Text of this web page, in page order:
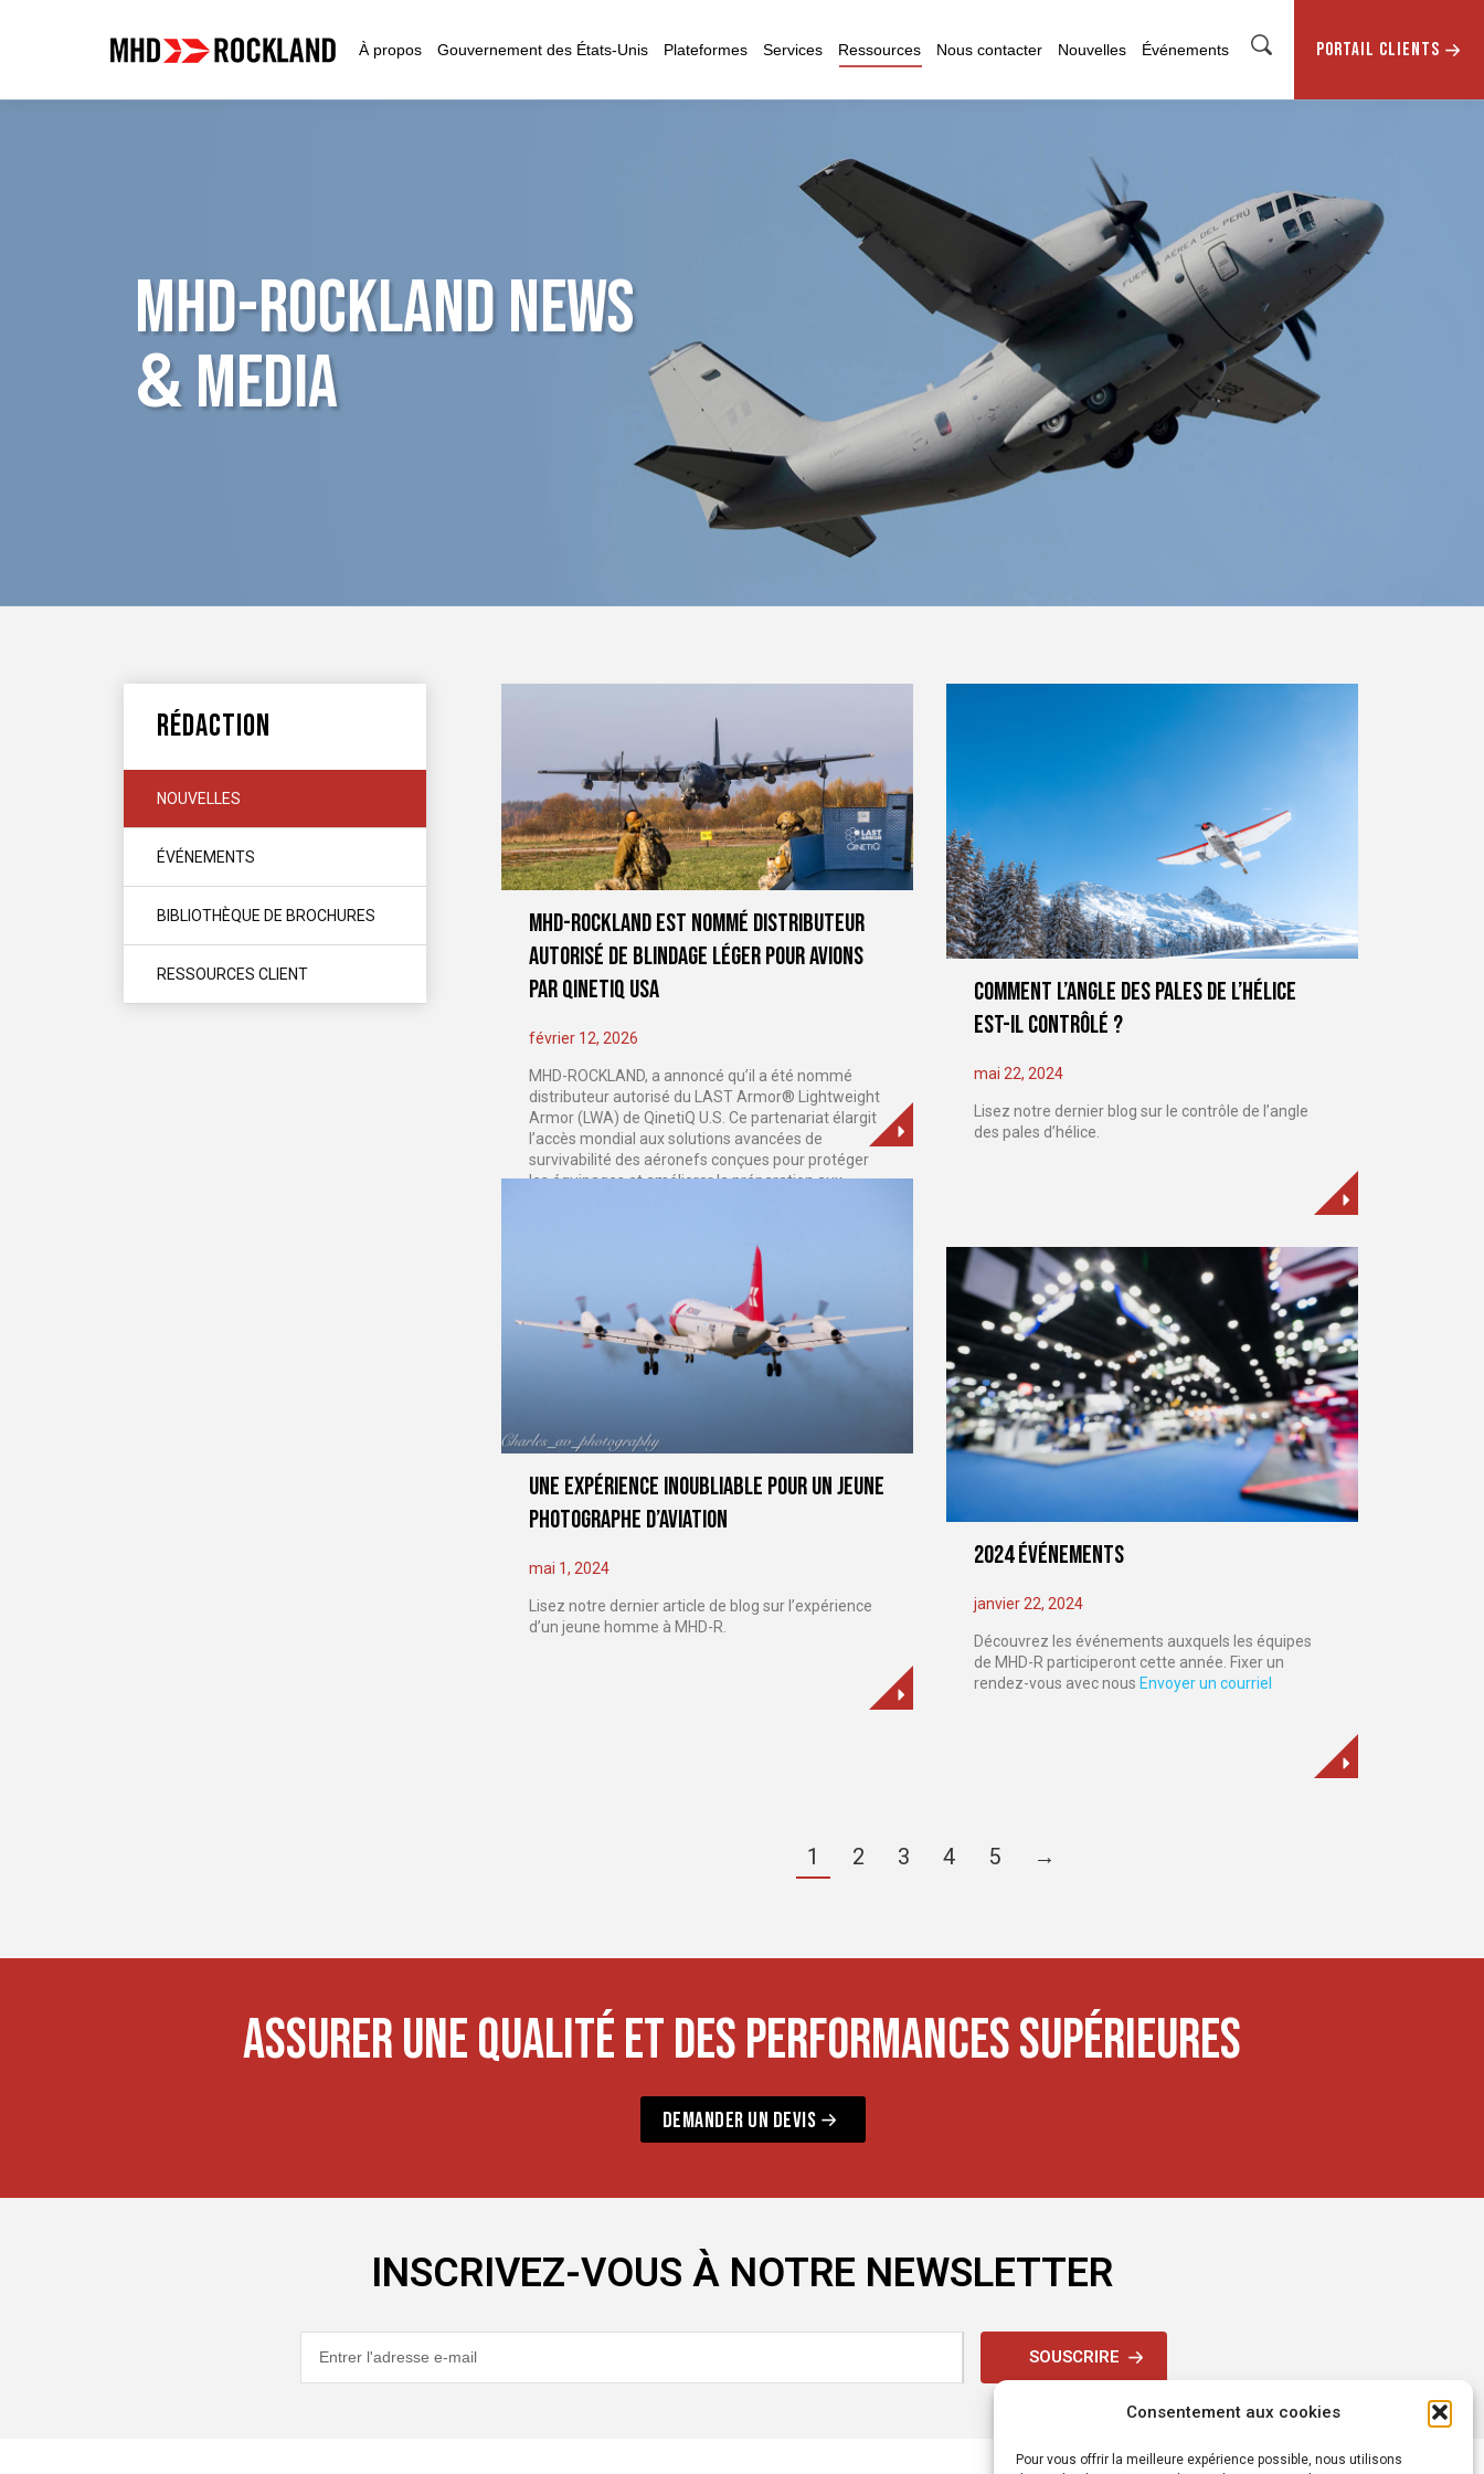
Consentement aux cookies
Pour vous offrir la meilleure expérience possible, nous utilisons
À propos Gouvernement des États-Unis Plateformes Services Ressources Nous contacter Nouvelles Événements PORTAIL CLIENTS
MHD-ROCKLAND NEWS
&MEDIA
RÉDACTION
NOUVELLES
ÉVÉNEMENTS
BIBLIOTHÈQUE DE BROCHURES
RESSOURCES CLIENT
MHD-ROCKLAND EST NOMMÉ DISTRIBUTEUR
AUTORISÉ DE BLINDAGE LÉGER POUR AVIONS
PAR QINETIQ USA
février 12, 2026
MHD-ROCKLAND, a annoncé qu’il a été nommé
distributeur autorisé du LAST Armor® Lightweight
Armor (LWA) de QinetiQ U.S. Ce partenariat élargit
l’accès mondial aux solutions avancées de
survivabilité des aéronefs conçues pour protéger
les équipages et améliorer la préparation aux
Comment l’angle des pales de l’hélice
est-il contrôlé ?
mai 22, 2024
Lisez notre dernier blog sur le contrôle de l’angle
des pales d’hélice.
Une expérience inoubliable pour un jeune
photographe d’aviation
mai 1, 2024
Lisez notre dernier article de blog sur l’expérience
d’un jeune homme à MHD-R.
2024 ÉVÉNEMENTS
janvier 22, 2024
Découvrez les événements auxquels les équipes
de MHD-R participeront cette année. Fixer un
rendez-vous avec nous Envoyer un courriel
1 2 3 4 5 →
ASSURER UNE QUALITÉ ET DES PERFORMANCES SUPÉRIEURES
DEMANDER UN DEVIS
INSCRIVEZ-VOUS À NOTRE NEWSLETTER
SOUSCRIRE